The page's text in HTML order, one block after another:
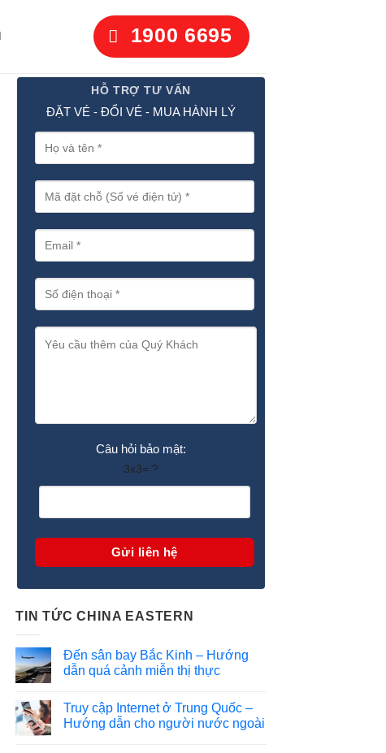
1900 6695
HỖ TRỢ TƯ VẤN
ĐẶT VÉ - ĐỔI VÉ - MUA HÀNH LÝ
Câu hỏi bảo mật:
3x3= ?
TIN TỨC CHINA EASTERN
Đến sân bay Bắc Kinh – Hướng
dẫn quá cảnh miễn thị thực
Truy cập Internet ở Trung Quốc –
Hướng dẫn cho người nước ngoài